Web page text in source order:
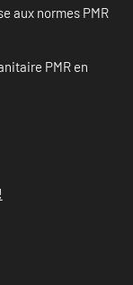
aux normes PMR
PMR en